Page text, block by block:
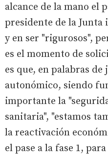
alcance de la mano el
presidente de la Junta
y en ser "rigurosos",
es el momento de
es que, en palabras
autonómico, siendo
importante la
sanitaria", "estamos
la reactivación
el pase a la fase 1,